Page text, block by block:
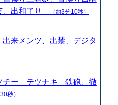
、出和了り
（約3分10秒）
出来メンツ、出禁、デジタ
チー、テツナキ、鉄砲、徹
秒）